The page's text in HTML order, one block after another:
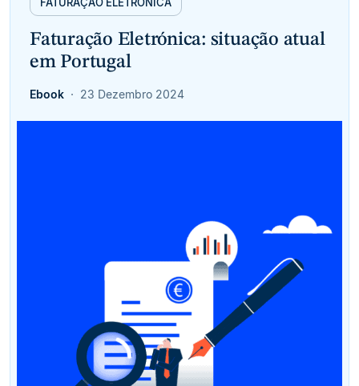
Faturação Eletrónica: situação atual
em Portugal
Ebook 23 Dezembro 2024